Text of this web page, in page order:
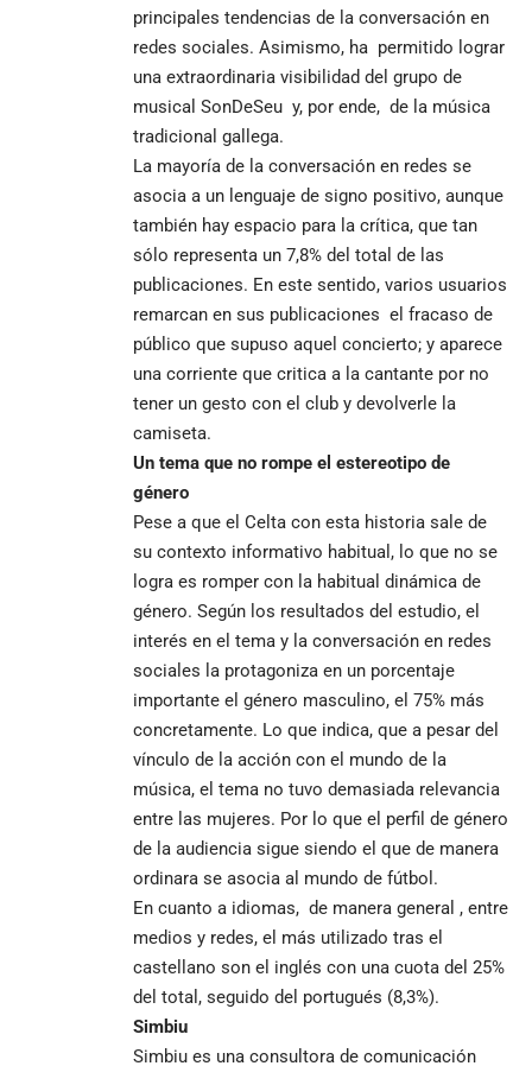
principales tendencias de la conversación en
redes sociales. Asimismo, ha permitido lograr
una extraordinaria visibilidad del grupo de
musical SonDeSeu y, por ende, de la música
tradicional gallega.
La mayoría de la conversación en redes se
asocia a un lenguaje de signo positivo, aunque
también hay espacio para la crítica, que tan
sólo representa un 7,8% del total de las
publicaciones. En este sentido, varios usuarios
remarcan en sus publicaciones el fracaso de
público que supuso aquel concierto; y aparece
una corriente que critica a la cantante por no
tener un gesto con el club y devolverle la
camiseta.
Un tema que no rompe el estereotipo de
género
Pese a que el Celta con esta historia sale de
su contexto informativo habitual, lo que no se
logra es romper con la habitual dinámica de
género. Según los resultados del estudio, el
interés en el tema y la conversación en redes
sociales la protagoniza en un porcentaje
importante el género masculino, el 75% más
concretamente. Lo que indica, que a pesar del
vínculo de la acción con el mundo de la
música, el tema no tuvo demasiada relevancia
entre las mujeres. Por lo que el perfil de género
de la audiencia sigue siendo el que de manera
ordinara se asocia al mundo de fútbol.
En cuanto a idiomas, de manera general , entre
medios y redes, el más utilizado tras el
castellano son el inglés con una cuota del 25%
del total, seguido del portugués (8,3%).
Simbiu
Simbiu es una consultora de comunicación